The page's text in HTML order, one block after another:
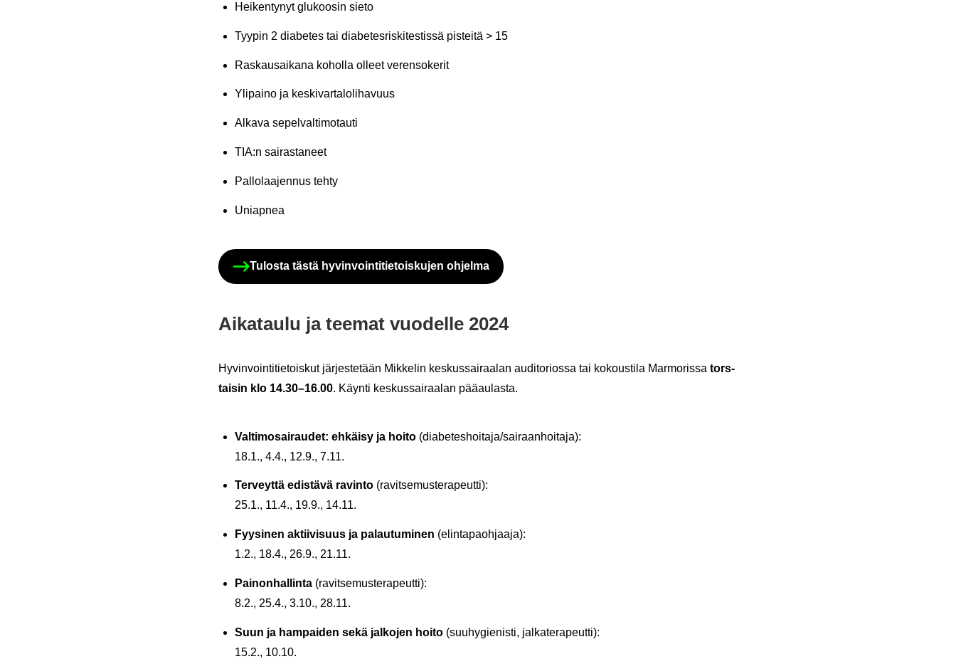
Hei­ken­ty­nyt glu­koo­sin sieto
Tyy­pin 2 dia­be­tes tai dia­be­tes­ris­ki­tes­tis­sä pis­tei­tä > 15
Ras­kausai­ka­na ko­hol­la ol­leet ve­ren­so­ke­rit
Yli­pai­no ja kes­ki­var­ta­lo­li­ha­vuus
Al­ka­va se­pel­val­ti­mo­tau­ti
TIA:n sai­ras­ta­neet
Pal­lo­laa­jen­nus tehty
Uniap­nea
Tu­los­ta tästä hy­vin­voin­ti­tie­tois­ku­jen oh­jel­ma
Ai­ka­tau­lu ja tee­mat vuo­del­le 2024
Hy­vin­voin­ti­tie­tois­kut jär­jes­te­tään Mik­ke­lin kes­kus­sai­raa­lan au­di­to­rios­sa tai ko­kous­ti­la Mar­mo­ris­sa tors­
tai­sin klo 14.30–16.00. Käyn­ti kes­kus­sai­raa­lan pää­au­las­ta.
Val­ti­mo­sai­rau­det: eh­käi­sy ja hoito(dia­be­tes­hoi­ta­ja/sai­raan­hoi­ta­ja):
18.1., 4.4., 12.9., 7.11.
Ter­veyt­tä edis­tä­vä ra­vin­to(ra­vit­se­mus­te­ra­peut­ti):
25.1., 11.4., 19.9., 14.11.
Fyy­si­nen ak­tii­vi­suus ja pa­lau­tu­mi­nen (elin­ta­paoh­jaa­ja):
1.2., 18.4., 26.9., 21.11.
Pai­non­hal­lin­ta (ra­vit­se­mus­te­ra­peut­ti):
8.2., 25.4., 3.10., 28.11.
Suun ja ham­pai­den sekä jal­ko­jen hoito(suu­hy­gie­nis­ti, jal­ka­te­ra­peut­ti):
15.2., 10.10.